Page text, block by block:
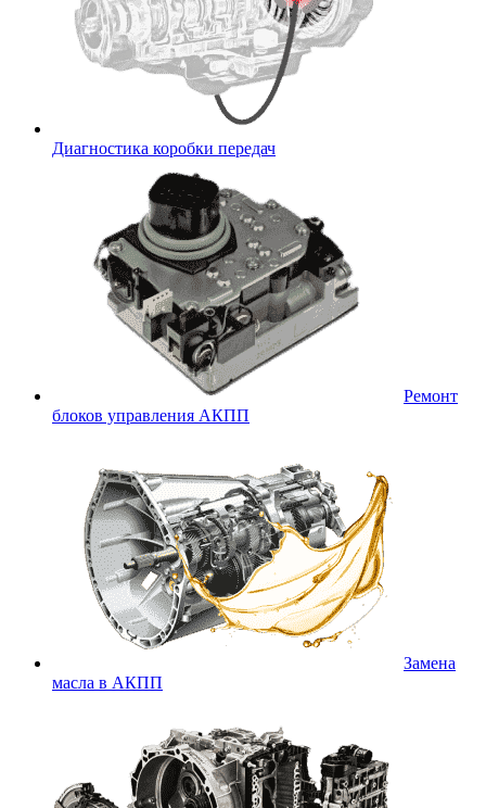
Диагностика коробки передач
Ремонт
блоков управления АКПП
Замена
масла в АКПП